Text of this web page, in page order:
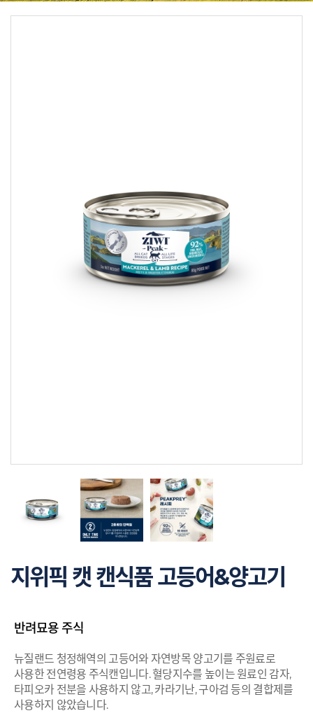
지위픽 캣 캔식품 고등어&양고기
반려묘용 주식
뉴질랜드 청정해역의 고등어와 자연방목 양고기를 주원료로
사용한 전연령용 주식캔입니다. 혈당지수를 높이는 원료인 감자,
타피오카 전분을 사용하지 않고, 카라기난, 구아검 등의 결합제를
사용하지 않았습니다.